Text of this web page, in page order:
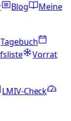
Blog
Meine
Tagebuch
Vorrat
LMIV-Check